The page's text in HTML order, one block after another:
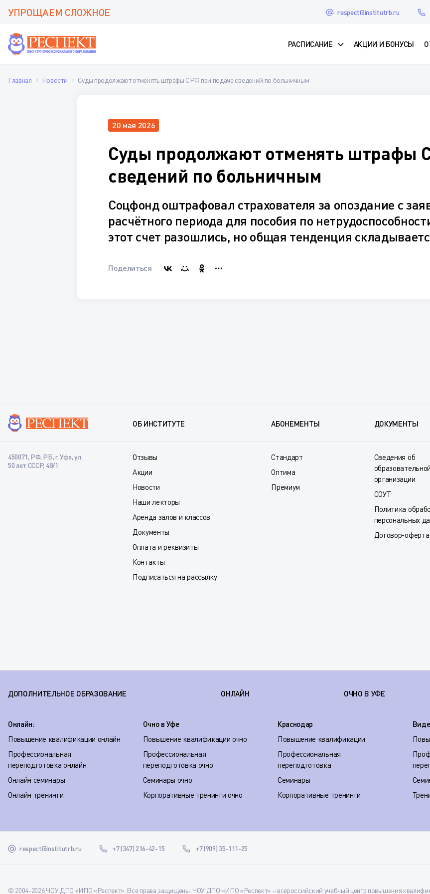
УПРОЩАЕМ СЛОЖНОЕ respect@institutrb.ru
РАСПИСАНИЕ АКЦИИ И БОНУСЫ
Главная Новости Суды продолжают отменять штрафы СРФ при подаче сведений по больничным
20 мая 2026
Суды продолжают отменять штрафы
сведений по больничным
Соцфонд оштрафовал страхователя за опоздание с
расчётного периода для пособия по
этот счет разошлись, но общая тенденция
Поделиться
ОБ ИНСТИТУТЕ
Отзывы
Акции
Новости
Наши лекторы
Аренда залов и классов
Документы
Оплата и реквизиты
Контакты
Подписаться на рассылку
АБОНЕМЕНТЫ
Стандарт
Оптима
Премиум
ДОКУМЕНТЫ
Сведения об
образовательной
организации
СОУТ
Политика
персональных
Договор-оферта
450071, РФ, РБ, г. Уфа, ул.
50 лет СССР, 48/1
ДОПОЛНИТЕЛЬНОЕ ОБРАЗОВАНИЕ ОНЛАЙН ОЧНО В УФЕ
Онлайн:
Повышение квалификации онлайн
Профессиональная
переподготовка онлайн
Онлайн семинары
Онлайн тренинги
Очно в Уфе
Повышение квалификации очно
Профессиональная
переподготовка очно
Семинары очно
Корпоративные тренинги очно
Краснодар
Повышение квалификации
Профессиональная
переподготовка
Семинары
Корпоративные тренинги
respect@institutrb.ru +7 (347) 216-42-15 +7 (909) 35-111-25
© 2004-2026 ЧОУ ДПО «ИПО «Респект». Все права защищены. ЧОУ ДПО «ИПО «Респект» – всероссийский учебный центр повышения